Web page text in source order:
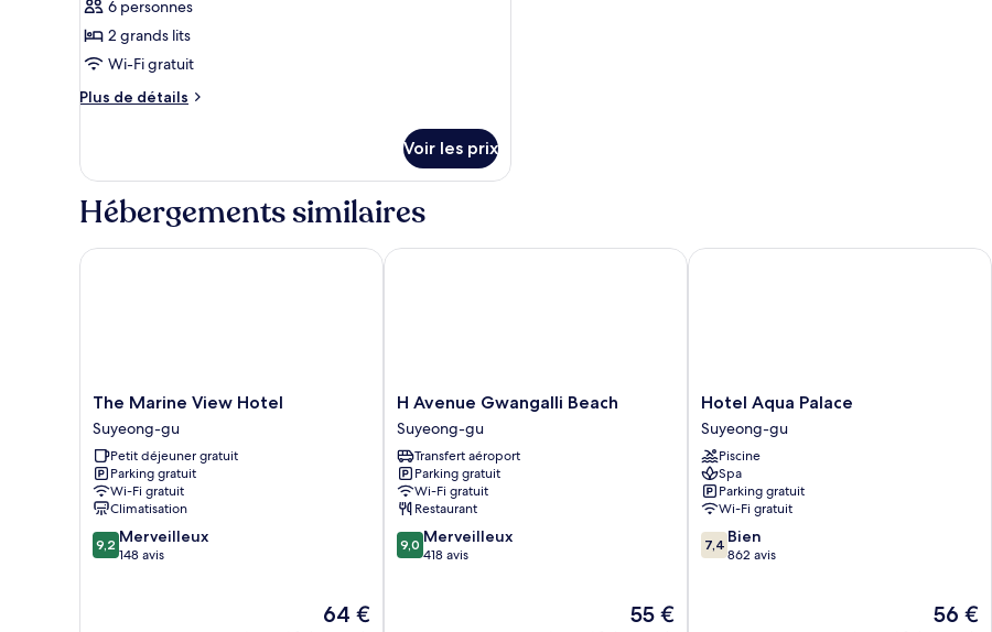
pour
ce
type
chambre :
Ocean
Suite
6 personnes
2 grands lits
Wi-Fi gratuit
Plus de détails
Plus
le
type
de
Premier
Voir les prix
Hébergements similaires
The
Marine
View
Hotel
Suyeong-
gu
The Marine View Hotel
Suyeong-gu
Petit déjeuner gratuit
Parking gratuit
Wi-Fi gratuit
Climatisation
9.2
sur
9,2 Merveilleux
148 avis
Le
64 €
The Marine View Hotel
H
Avenue
Gwangalli
Beach
Suyeong-
gu
H Avenue Gwangalli Beach
Suyeong-gu
Transfert aéroport
Parking gratuit
Wi-Fi gratuit
Restaurant
9.0
sur
9,0 Merveilleux
418 avis
Le
55 €
H Avenue Gwangalli Beach
Hotel
Aqua
Palace
Suyeong-
gu
Hotel Aqua Palace
Suyeong-gu
Piscine
Spa
Parking gratuit
Wi-Fi gratuit
7.4
sur
7,4 Bien
862 avis
Le
56 €
Hotel Aqua Palace